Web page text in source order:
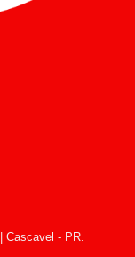
Cascavel - PR.